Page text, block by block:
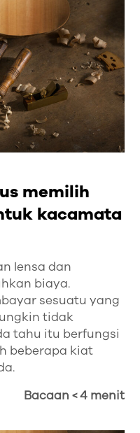
memilih
kacamata
lensa dan
biaya.
sesuatu yang
tidak
tahu itu berfungsi
beberapa kiat
Bacaan < 4 menit